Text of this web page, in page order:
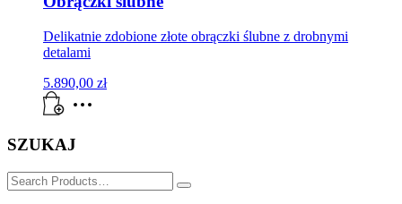
Delikatnie zdobione złote obrączki ślubne z drobnymi
detalami
5.890,00 zł
SZUKAJ
SZUKAJ
for: